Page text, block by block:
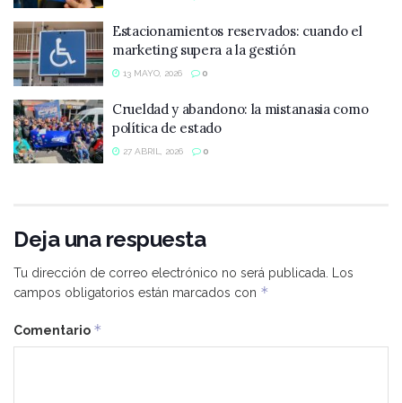
Estacionamientos reservados: cuando el
marketing supera a la gestión
13 MAYO, 2026 0
Crueldad y abandono: la mistanasia como
política de estado
27 ABRIL, 2026 0
Deja una respuesta
Tu dirección de correo electrónico no será publicada. Los
campos obligatorios están marcados con *
Comentario *